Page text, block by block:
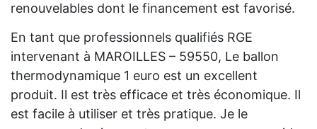
renouvelables dont le financement est favorisé.
En tant que professionnels qualifiés RGE
intervenant à MAROILLES – 59550, Le ballon
thermodynamique 1 euro est un excellent
produit. Il est très efficace et très économique. Il
est facile à utiliser et très pratique. Je le